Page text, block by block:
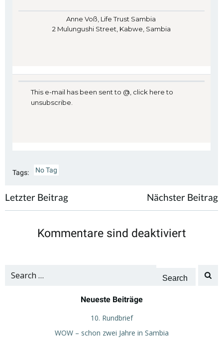
Anne Voß, Life Trust Sambia
2 Mulungushi Street, Kabwe, Sambia
This e-mail has been sent to @, click here to
unsubscribe
Tags: No Tag
Post
navigation
Letzter Beitrag
Post
navigation
Nächster Beitrag
Kommentare sind deaktiviert
Search
Neueste Beiträge
10. Rundbrief
WOW – schon zwei Jahre in Sambia